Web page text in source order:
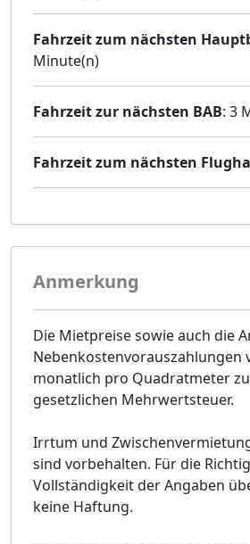
Fahrzeit zum nächsten
Minute(n)
Fahrzeit zur nächsten BAB: 3
Fahrzeit zum nächsten
Anmerkung
Die Mietpreise sowie auch die
Nebenkostenvorauszahlungen
monatlich pro Quadratmeter
gesetzlichen Mehrwertsteuer.
Irrtum und
sind vorbehalten. Für die
Vollständigkeit der Angaben
keine Haftung.